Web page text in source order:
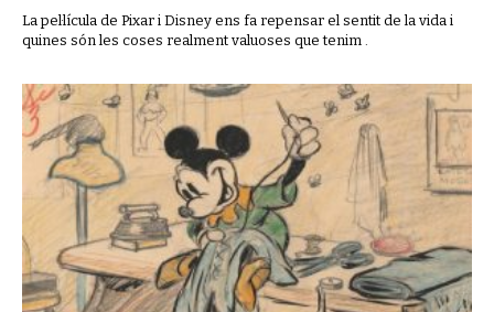
La pel·lícula de Pixar i Disney ens fa repensar el sentit de la vida i
quines són les coses realment valuoses que tenim .